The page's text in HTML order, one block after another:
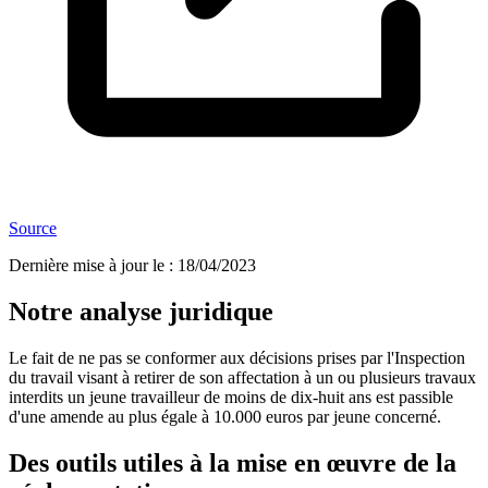
Source
Dernière mise à jour le : 18/04/2023
Notre analyse juridique
Le fait de ne pas se conformer aux décisions prises par l'Inspection
du travail visant à retirer de son affectation à un ou plusieurs travaux
interdits un jeune travailleur de moins de dix-huit ans est passible
d'une amende au plus égale à 10.000 euros par jeune concerné.
Des outils utiles à la mise en œuvre de la